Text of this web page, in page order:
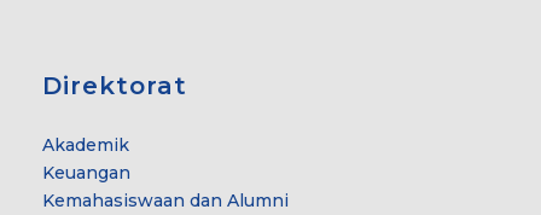
Direktorat
Akademik
Keuangan
Kemahasiswaan dan Alumni